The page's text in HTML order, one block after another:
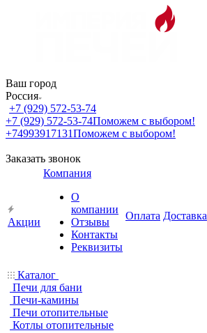
Ваш город
Россия
+7 (929) 572-53-74
+7 (929) 572-53-74Поможем с выбором!
+74993917131Поможем с выбором!
Заказать звонок
Акции
Компания
О
компании
Отзывы
Контакты
Реквизиты
Оплата Доставка
Каталог
Печи для бани
Печи-камины
Печи отопительные
Котлы отопительные